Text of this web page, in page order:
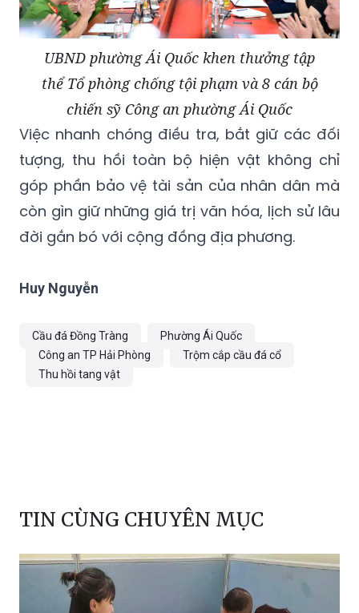
UBND phường Ái Quốc khen thưởng tập
thể Tổ phòng chống tội phạm và 8 cán bộ
chiến sỹ Công an phường Ái Quốc
Việc nhanh chóng điều tra, bắt giữ các đối
tượng, thu hồi toàn bộ hiện vật không chỉ
góp phần bảo vệ tài sản của nhân dân mà
còn gìn giữ những giá trị văn hóa, lịch sử lâu
đời gắn bó với cộng đồng địa phương.
Huy Nguyễn
Cầu đá Đồng Tràng
Phường Ái Quốc
Công an TP Hải Phòng
Trộm cắp cầu đá cổ
Thu hồi tang vật
TIN CÙNG CHUYÊN MỤC